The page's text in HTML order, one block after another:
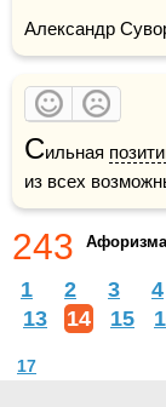
Александр
Сильная
из всех
243
1 2 3 4
13
14 15
17